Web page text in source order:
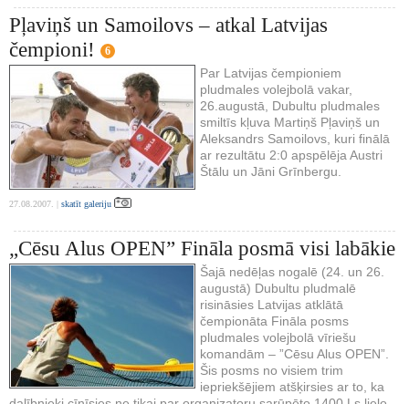
Pļaviņš un Samoilovs – atkal Latvijas
čempioni!
6
Par Latvijas čempioniem
pludmales volejbolā vakar,
26.augustā, Dubultu pludmales
smiltīs kļuva Martiņš Pļaviņš un
Aleksandrs Samoilovs, kuri finālā
ar rezultātu 2:0 apspēlēja Austri
Štālu un Jāni Grīnbergu.
27.08.2007. | skatīt galeriju
„Cēsu Alus OPEN” Fināla posmā visi labākie
Šajā nedēļas nogalē (24. un 26.
augustā) Dubultu pludmalē
risināsies Latvijas atklātā
čempionāta Fināla posms
pludmales volejbolā vīriešu
komandām – ”Cēsu Alus OPEN”.
Šis posms no visiem trim
iepriekšējiem atšķirsies ar to, ka